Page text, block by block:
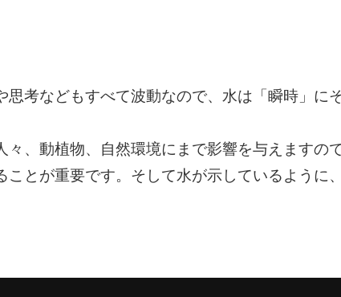
考などもすべて波動なので、水は「瞬時」に
、動植物、自然環境にまで影響を与えますの
とが重要です。そして水が示しているように